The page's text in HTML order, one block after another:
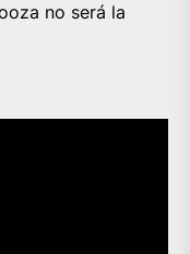
no será la